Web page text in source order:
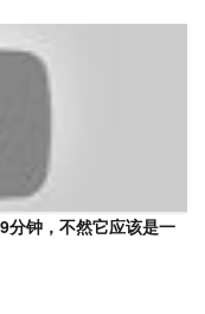
分钟，不然它应该是一